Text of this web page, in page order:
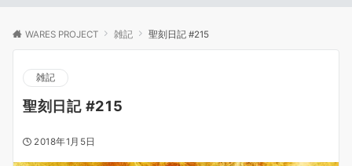
WARES PROJECT 雑記 聖刻日記 #215
雑記
聖刻日記 #215
2018年1月5日